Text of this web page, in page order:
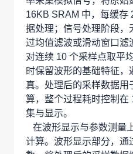
16KB SRAM 中，每缓存
据处理；信号处理阶段，
过均值滤波或滑动窗口滤
对连续 10 个采样点取平
时保留波形的基础特征
真。处理后的采样数据
算，整个过程耗时控制在
集与显示。
在波形显示与参数测量
计算。波形显示部分，通